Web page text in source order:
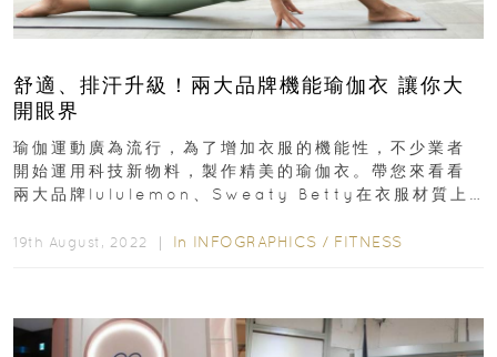
舒適、排汗升級！兩大品牌機能瑜伽衣 讓你大
開眼界
瑜伽運動廣為流行，為了增加衣服的機能性，不少業者
開始運用科技新物料，製作精美的瑜伽衣。帶您來看看
兩大品牌lululemon、Sweaty Betty在衣服材質上
19th August, 2022 ｜ In INFOGRAPHICS / FITNESS